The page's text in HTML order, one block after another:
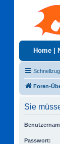
Home
Foren-
Sie
Passwort: